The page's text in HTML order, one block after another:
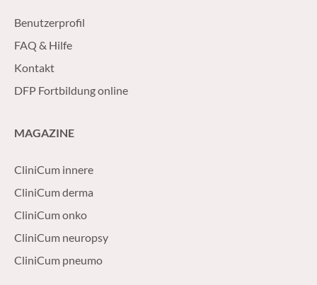
Benutzerprofil
FAQ & Hilfe
Kontakt
DFP Fortbildung online
MAGAZINE
CliniCum innere
CliniCum derma
CliniCum onko
CliniCum neuropsy
CliniCum pneumo